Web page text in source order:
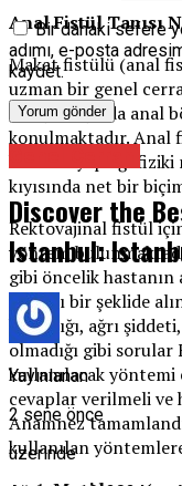
Anal Fistül Tanısı
Makat fistülü (anal
uzman bir genel
muayene ya da anal
konulmaktadır. Anal
hekimin yaptığı
kıyısında net bir
Rektovajinal fistül
yöntem
gibi öncelik
sağlıklı bir şeklide
başladığı, ağrı
olmadığı gibi
kullanılacak
cevaplar verilmeli ve
Anamnez
kullanılan
Bir dahaki sefere
adımı, e-posta
kaydet.
Discover the
Istanbul:
Yayınlanan
2 sene önce
üzerinde